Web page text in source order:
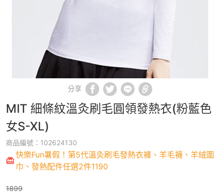
分享
MIT 細條紋溫灸刷毛圓領發熱衣(粉藍色
女S-XL)
商品編號：102624130
快樂Fun暑假！第5代溫灸刷毛發熱衣褲、羊毛襪、羊絨圍
巾、發熱配件任選2件1190
1899